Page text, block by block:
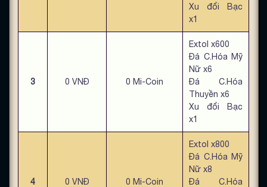
Xu đổi Bạc
x1
3 0 VNĐ 0 Mi-Coin
Extol x600
Đá C.Hóa Mỹ
Nữ x6
Đá C.Hóa
Thuyền x6
Xu đổi Bạc
x1
4 0 VNĐ 0 Mi-Coin
Extol x800
Đá C.Hóa Mỹ
Nữ x8
Đá C.Hóa